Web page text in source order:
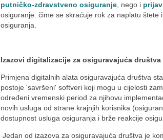
putničko-zdravstveno osiguranje , nego i
osiguranje. čime se skraćuje rok za naplatu
osiguranja.
Izazovi digitalizacije za osiguravajuća društva
Primjena digitalnih alata osiguravajuća društva
postoje 'savršeni' softveri koji mogu u cijelosti
određeni vremenski period za njihovu
novih usluga od strane krajnjih korisnika
dostupnost usluga osiguranja i brže reakcije
Jedan od izazova za osiguravajuća društva je